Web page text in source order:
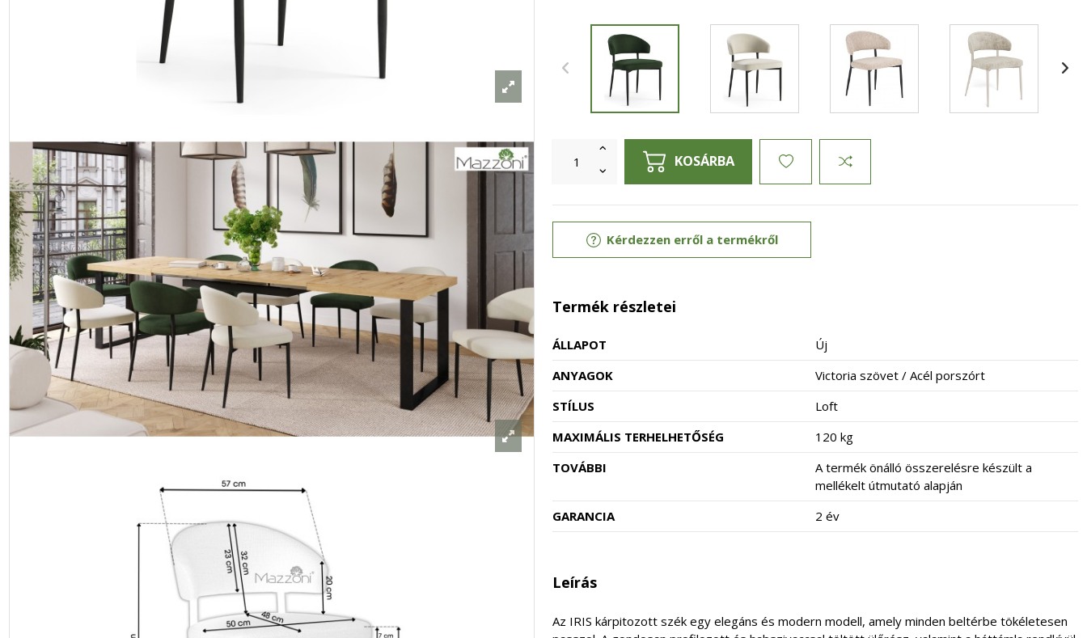
KOSÁRBA
Kérdezzen erről a termékről
Termék részletei
ÁLLAPOT
Új
ANYAGOK
Victoria szövet / Acél porszórt
STÍLUS
Loft
MAXIMÁLIS TERHELHETŐSÉG
120 kg
TOVÁBBI
A termék önálló összerelésre készült a
mellékelt útmutató alapján
GARANCIA
2 év
Leírás
Az IRIS kárpitozott szék egy elegáns és modern modell, amely minden beltérbe tökéletesen